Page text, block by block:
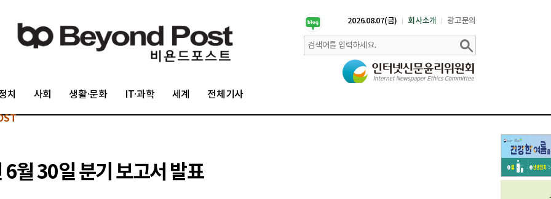
2026.08.07(금) 회사소개 광고문의
치 사회 생활·문화 IT·과학 세계 전체기사
월 30일 분기 보고서 발표